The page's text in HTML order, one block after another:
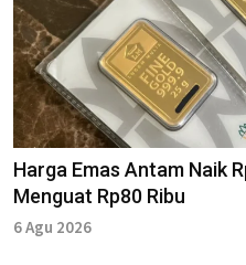
Harga Emas Antam Naik
Menguat Rp80 Ribu
6 Agu 2026